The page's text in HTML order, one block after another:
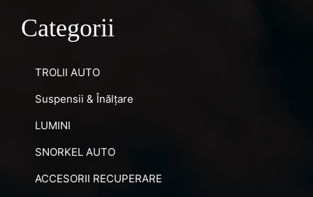
Categorii
TROLII AUTO
Suspensii & Înălțare
LUMINI
SNORKEL AUTO
ACCESORII RECUPERARE